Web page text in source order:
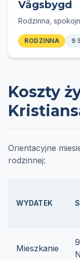
Vågsbygd
Rodzinna,
RODZINNA 9
Koszty
Orientacyjne
rodzinnej:
WYDATEK
Mieszkanie